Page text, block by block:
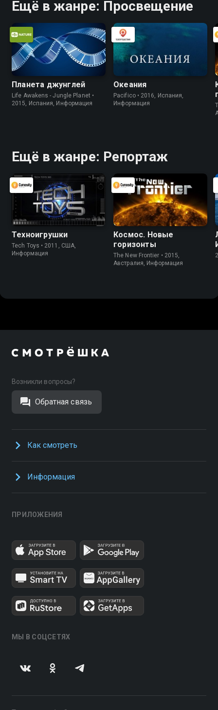
Ещё в жанре: Просвещение
Планета джунглей
Life Awakens - Jungle Planet •
2015, Испания, Информация
Океания
Pacifico • 2016, Испания,
Информация
Ещё в жанре: Репортаж
Техноигрушки
Tech Toys • 2011, США,
Информация
Космос. Новые
горизонты
The New Frontier • 2015,
Австралия, Информация
Возникли вопросы?
Обратная связь
Как смотреть
Информация
ПРИЛОЖЕНИЯ
МЫ В СОЦСЕТЯХ